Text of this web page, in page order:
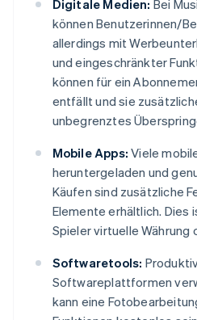
Digitale Medien: Bei
können Benutzerinnen/
allerdings mit
und eingeschränkter
können für ein
entfällt und sie
unbegrenztes
Mobile Apps: Viele
heruntergeladen und
Käufen sind zusätzliche
Elemente erhältlich. Dies
Spieler virtuelle
Softwaretools:
Softwareplattformen
kann eine